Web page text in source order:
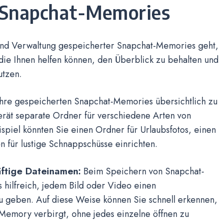
Memories
Verwaltung gespeicherter Snapchat-Memories geht,
Ihnen helfen können, den Überblick zu behalten und
gespeicherten Snapchat-Memories übersichtlich zu
separate Ordner für verschiedene Arten von
könnten Sie einen Ordner für Urlaubsfotos, einen
für lustige Schnappschüsse einrichten.
Dateinamen: Beim Speichern von Snapchat-
jedem Bild oder Video einen
geben. Auf diese Weise können Sie schnell erkennen,
verbirgt, ohne jedes einzelne öffnen zu